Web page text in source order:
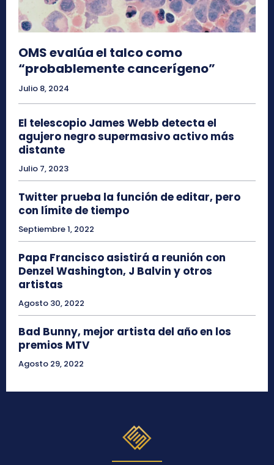
OMS evalúa el talco como
“probablemente cancerígeno”
Julio 8, 2024
El telescopio James Webb detecta el
agujero negro supermasivo activo más
distante
Julio 7, 2023
Twitter prueba la función de editar, pero
con límite de tiempo
Septiembre 1, 2022
Papa Francisco asistirá a reunión con
Denzel Washington, J Balvin y otros
artistas
Agosto 30, 2022
Bad Bunny, mejor artista del año en los
premios MTV
Agosto 29, 2022